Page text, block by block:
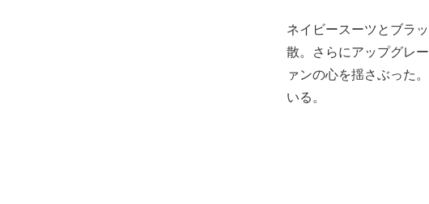
ネイビースーツとブラ
散。さらにアップグレ
ァンの心を揺さぶった
いる。